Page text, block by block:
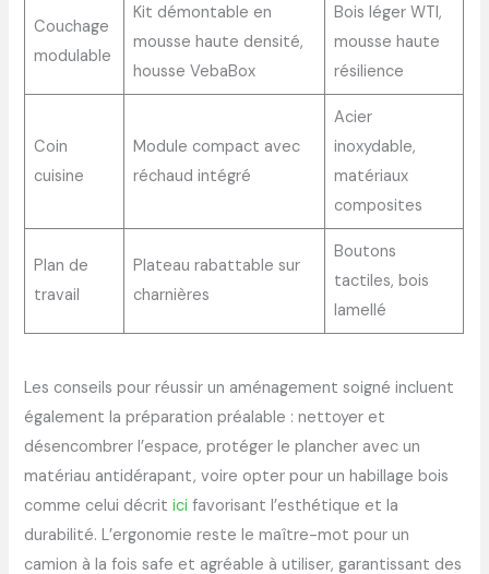
Couchage
modulable
Kit démontable en
mousse haute densité,
housse VebaBox
Bois léger WTI,
mousse haute
résilience
Coin
cuisine
Module compact avec
réchaud intégré
Acier
inoxydable,
matériaux
composites
Plan de
travail
Plateau rabattable sur
charnières
Boutons
tactiles, bois
lamellé
Les conseils pour réussir un aménagement soigné incluent
également la préparation préalable : nettoyer et
désencombrer l’espace, protéger le plancher avec un
matériau antidérapant, voire opter pour un habillage bois
comme celui décritici favorisant l’esthétique et la
durabilité. L’ergonomie reste le maître-mot pour un
camion à la fois safe et agréable à utiliser, garantissant des